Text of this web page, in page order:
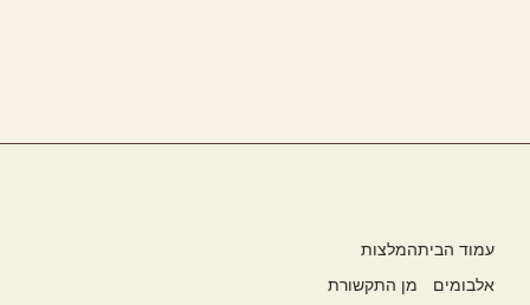
עמוד הבית
אלבומים
המלצות
מן התקשורת